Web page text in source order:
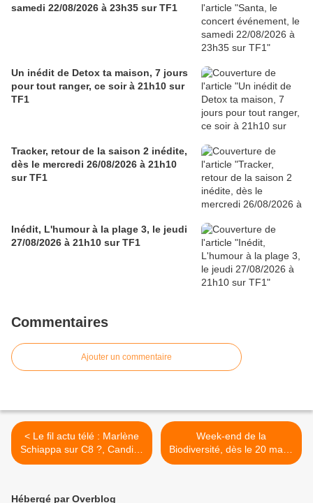
samedi 22/08/2026 à 23h35 sur TF1
Un inédit de Detox ta maison, 7 jours
pour tout ranger, ce soir à 21h10 sur
TF1
Tracker, retour de la saison 2 inédite,
dès le mercredi 26/08/2026 à 21h10
sur TF1
Inédit, L'humour à la plage 3, le jeudi
27/08/2026 à 21h10 sur TF1
Commentaires
Ajouter un commentaire
< Le fil actu télé : Marlène
Schiappa sur C8 ?, Candice
Renoir continue, Les
Week-end de la
Biodiversité, dès le 20 mai à
21h15 sur TMC >
Hébergé par Overblog